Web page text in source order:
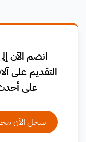
انضم الآن
التقديم على
على
سجل الآن